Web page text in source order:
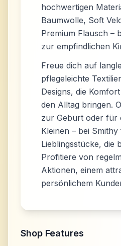
hochwertigen
Baumwolle, Soft
Premium Flausch –
zur empfindlichen
Freue dich auf
pflegeleichte
Designs, die
den Alltag bringen.
zur Geburt oder für
Kleinen – bei Smithy
Lieblingsstücke, die
Profitiere von
Aktionen, einem
persönlichem
Shop Features